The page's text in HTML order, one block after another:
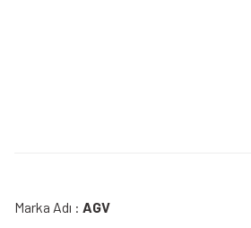
Marka Adı : AGV